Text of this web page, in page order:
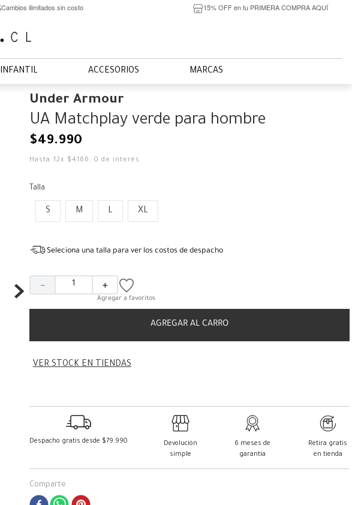
Cambios ilimitados sin costo 15% OFF en tu PRIMERA COMPRA AQUÍ
INFANTIL ACCESORIOS MARCAS
Under Armour
UA Matchplay verde para hombre
$49.990
Hasta 12x $4166 ,0 de interés
Talla
S M L XL
Seleciona una talla para ver los costos de despacho
＋
－
AGREGAR AL CARRO
VER STOCK EN TIENDAS
Despacho gratis desde $79.990
Devolución
simple
6 meses de
garantía
Retira gratis
en tienda
Comparte